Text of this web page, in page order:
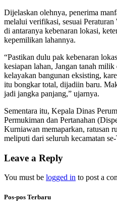
Dijelaskan olehnya, penerima
melalui verifikasi, sesuai
di antaranya kebenaran lokasi,
kepemilikan lahannya.
“Pastikan dulu pak kebenaran
kesiapan lahan, Jangan tanah
kelayakan bangunan eksisting,
itu bongkar total, dijadiin baru.
jadi jangka panjang,” ujarnya.
Sementara itu, Kepala Dinas
Permukiman dan Pertanahan
Kurniawan memaparkan, ratusan
meliputi dari seluruh kecamatan
Leave a Reply
You must be logged in to post a
Pos-pos Terbaru